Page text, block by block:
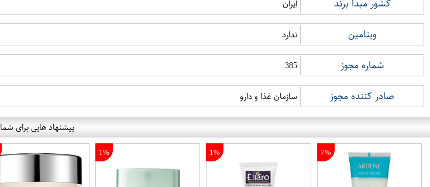
کشور مبدا برند ایران
ویتامین ندارد
شماره مجوز 385
صادر کننده مجوز سازمان غذا و دارو
پیشنهاد هایی برای شما
7%
1%
1%